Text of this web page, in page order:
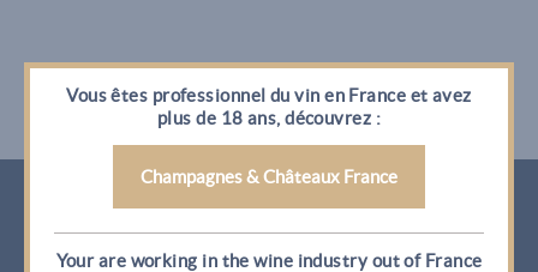
Champagnes & Châteaux
Vous êtes professionnel du vin en France et avez
plus de 18 ans, découvrez :
Champagnes & Châteaux France
Your are working in the wine industry out of France